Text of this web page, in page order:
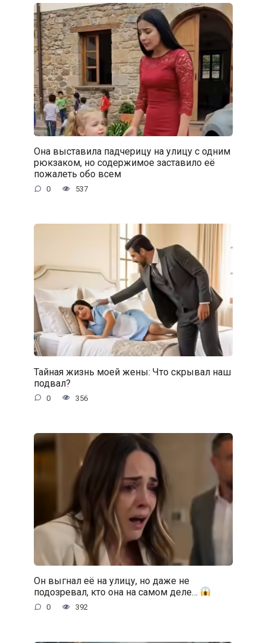
Она выставила падчерицу на улицу с одним
рюкзаком, но содержимое заставило её
пожалеть обо всем
0 537
Тайная жизнь моей жены: Что скрывал наш
подвал?
0 356
Он выгнал её на улицу, но даже не
подозревал, кто она на самом деле…
0 392